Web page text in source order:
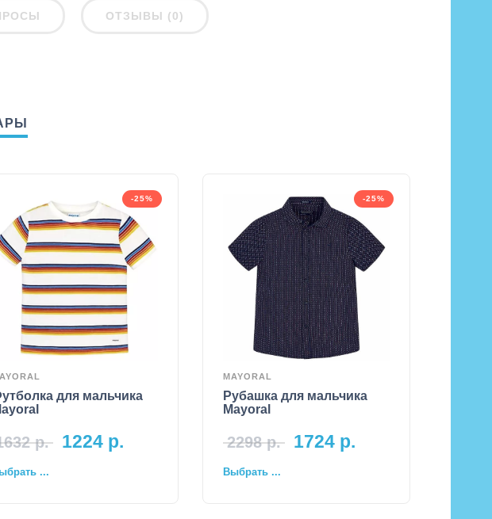
ОТЗЫВЫ (0)
-25%
для мальчика
р. 1224 р.
...
-25%
MAYORAL
Рубашка для мальчика
Mayoral
2298р. 1724 р.
Выбрать ...